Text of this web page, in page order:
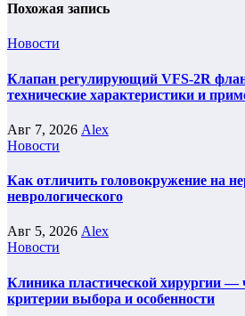
Похожая запись
Новости
Клапан регулирующий VFS-2R
технические характеристики и
Авг 7, 2026 Alex
Новости
Как отличить головокружение на
неврологического
Авг 5, 2026 Alex
Новости
Клиника пластической хирургии —
критерии выбора и особенности